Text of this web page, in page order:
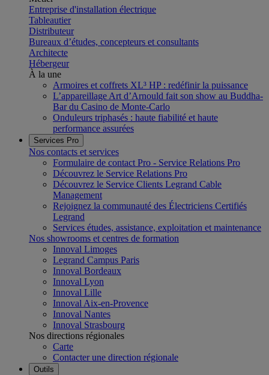
Entreprise d'installation électrique
Tableautier
Distributeur
Bureaux d’études, concepteurs et consultants
Architecte
Hébergeur
À la une
Armoires et coffrets XL³ HP : redéfinir la puissance
L’appareillage Art d’Arnould fait son show au Buddha-
Bar du Casino de Monte-Carlo
Onduleurs triphasés : haute fiabilité et haute
performance assurées
Services Pro
Nos contacts et services
Formulaire de contact Pro - Service Relations Pro
Découvrez le Service Relations Pro
Découvrez le Service Clients Legrand Cable
Management
Rejoignez la communauté des Électriciens Certifiés
Legrand
Services études, assistance, exploitation et maintenance
Nos showrooms et centres de formation
Innoval Limoges
Legrand Campus Paris
Innoval Bordeaux
Innoval Lyon
Innoval Lille
Innoval Aix-en-Provence
Innoval Nantes
Innoval Strasbourg
Nos directions régionales
Carte
Contacter une direction régionale
Outils